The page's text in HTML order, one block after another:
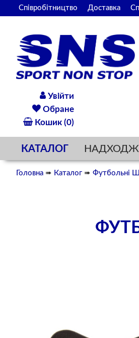
Співробітництво Доставка
Увійти
Обране
Кошик (0)
КАТАЛОГ
Головна ➠ Каталог ➠ Футбольні